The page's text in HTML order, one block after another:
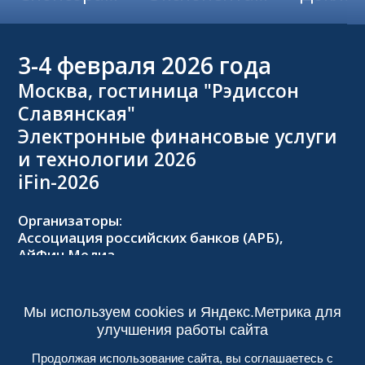
3-4 февраля 2026 года
Москва, гостиница "Рэдиссон
Славянская"
Электронные финансовые услуги
и технологии 2026
iFin-2026
Организаторы:
Ассоциация российских банков (АРБ),
АйФин Медиа
Тел.: +7 (495) 229-8502, 2026@forumifin.ru
Мы используем cookies и Яндекс.Метрика для
улучшения работы сайта
Продолжая использование сайта, вы соглашаетесь с